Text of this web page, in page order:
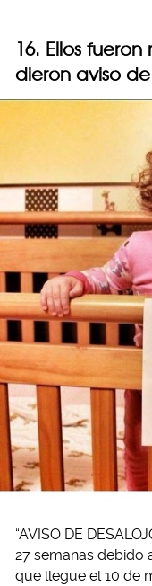
16. Ellos
dieron aviso
“AVISO DE
27 semanas debido
que llegue el 10 de